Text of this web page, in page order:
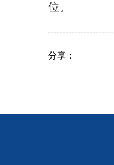
位。
分享：